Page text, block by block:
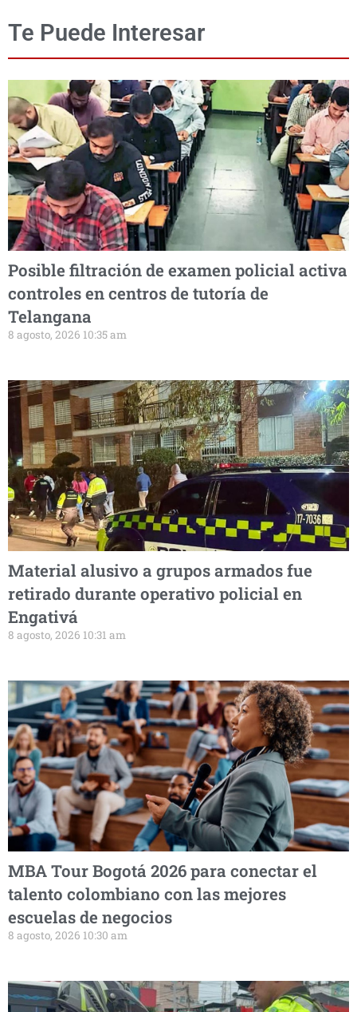
Te Puede Interesar
Posible filtración de examen policial activa
controles en centros de tutoría de
Telangana
8 agosto, 2026 10:35 am
Material alusivo a grupos armados fue
retirado durante operativo policial en
Engativá
8 agosto, 2026 10:31 am
MBA Tour Bogotá 2026 para conectar el
talento colombiano con las mejores
escuelas de negocios
8 agosto, 2026 10:30 am